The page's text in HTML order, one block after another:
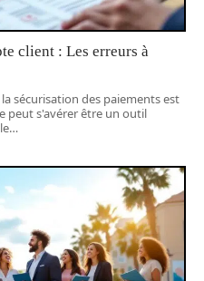
client : Les erreurs à
sécurisation des paiements est
peut s'avérer être un outil
…